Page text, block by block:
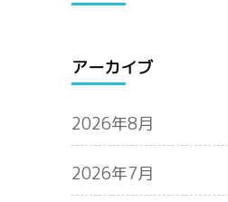
アーカイブ
2026年8月
2026年7月